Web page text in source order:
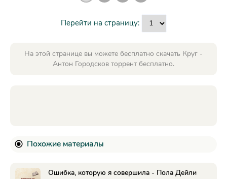
Перейти на страницу:
На этой странице вы можете бесплатно скачать Круг -
Антон Городсков торрент бесплатно.
Похожие материалы
Ошибка, которую я совершила - Пола Дейли